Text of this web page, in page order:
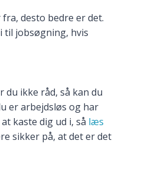
desto bedre er det.
til jobsøgning, hvis
du ikke råd, så kan du
er arbejdsløs og har
kaste dig ud i, så læs
sikker på, at det er det